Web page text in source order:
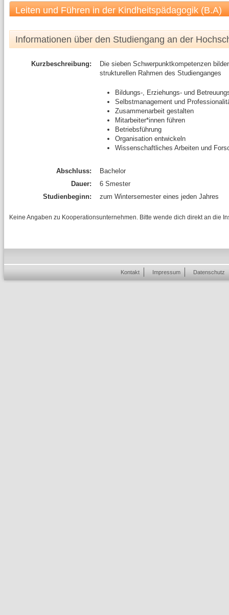
Leiten und Führen in der Kindheitspädagogik (B.A)
Informationen über den Studiengang an der
Kurzbeschreibung:
Die sieben Schwerpunktkompetenzen
strukturellen Rahmen des Studienganges
Bildungs-, Erziehungs- und
Selbstmanagement und
Zusammenarbeit gestalten
Mitarbeiter*innen führen
Betriebsführung
Organisation entwickeln
Wissenschaftliches Arbeiten und
Abschluss:
Bachelor
Dauer:
6 Smester
Studienbeginn:
zum Wintersemester eines jeden Jahres
Keine Angaben zu Kooperationsunternehmen. Bitte wende dich direkt an die
Kontakt Impressum Datenschutz